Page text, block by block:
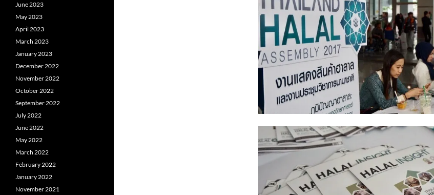
June 2023
May 2023
April 2023
March 2023
January 2023
December 2022
November 2022
October 2022
September 2022
July 2022
June 2022
May 2022
March 2022
February 2022
January 2022
November 2021